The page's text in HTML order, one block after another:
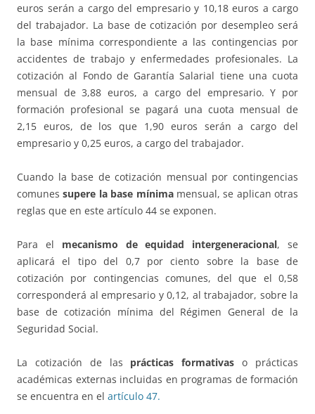
euros serán a cargo del empresario y 10,18 euros a cargo
del trabajador. La base de cotización por desempleo será
la base mínima correspondiente a las contingencias por
accidentes de trabajo y enfermedades profesionales. La
cotización al Fondo de Garantía Salarial tiene una cuota
mensual de 3,88 euros, a cargo del empresario. Y por
formación profesional se pagará una cuota mensual de
2,15 euros, de los que 1,90 euros serán a cargo del
empresario y 0,25 euros, a cargo del trabajador.
Cuando la base de cotización mensual por contingencias
comunessupere la base mínimamensual, se aplican otras
reglas que en este artículo 44 se exponen.
Para el mecanismo de equidad intergeneracional, se
aplicará el tipo del 0,7 por ciento sobre la base de
cotización por contingencias comunes, del que el 0,58
corresponderá al empresario y 0,12, al trabajador, sobre la
base de cotización mínima del Régimen General de la
Seguridad Social.
La cotización de las prácticas formativaso prácticas
académicas externas incluidas en programas de formación
se encuentra en el artículo 47.